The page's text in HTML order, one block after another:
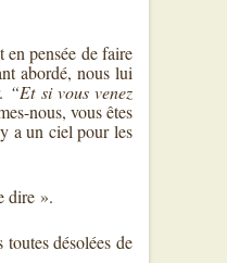
pensée de faire
abordé, nous lui
“Et si vous venez
nous, vous êtes
a un ciel pour les
dire ».
désolées de